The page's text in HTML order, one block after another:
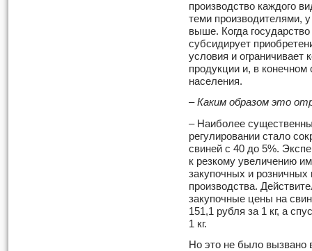
производство каждого
теми производителями,
выше. Когда
субсидирует
условия и ограничивает
продукции и, в
населения.
– Каким образом это
– Наиболее
регулировании стало
свиней с 40 до 5%.
к резкому увеличению
закупочных и
производства.
закупочные цены на
151,1 рубля за 1 кг, а
1 кг.
Но это не было вызвано